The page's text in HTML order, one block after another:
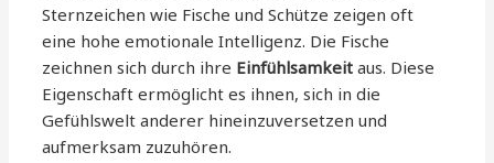
Sternzeichen wie Fische und Schütze zeigen oft
eine hohe emotionale Intelligenz. Die Fische
zeichnen sich durch ihre Einfühlsamkeit aus. Diese
Eigenschaft ermöglicht es ihnen, sich in die
Gefühlswelt anderer hineinzuversetzen und
aufmerksam zuzuhören.